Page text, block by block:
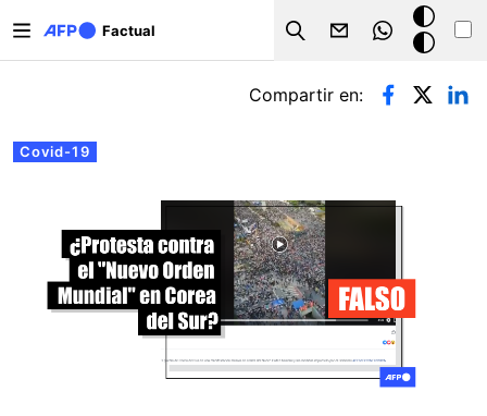
Factual
Search
Modo
oscuro
Solapas principales
Covid-19
Compartir en: